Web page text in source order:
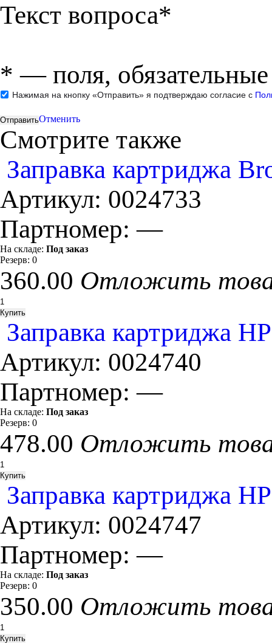
Текст вопроса*
* — поля,
Нажимая на кнопку «Отправить» я подтверждаю согласие с
Отменить
Смотрите также
Заправка картриджа
Артикул: 0024733
Партномер:—
На складе: Под заказ
Резерв: 0
360.00 Отложить
Заправка картриджа
Артикул: 0024740
Партномер:—
На складе: Под заказ
Резерв: 0
478.00 Отложить
Заправка картриджа
Артикул: 0024747
Партномер:—
На складе: Под заказ
Резерв: 0
350.00 Отложить